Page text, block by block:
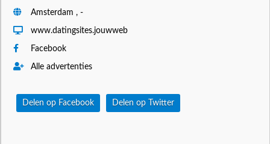
Amsterdam , -
www.datingsites.jouwweb
Facebook
Alle advertenties
Delen op Facebook Delen op Twitter